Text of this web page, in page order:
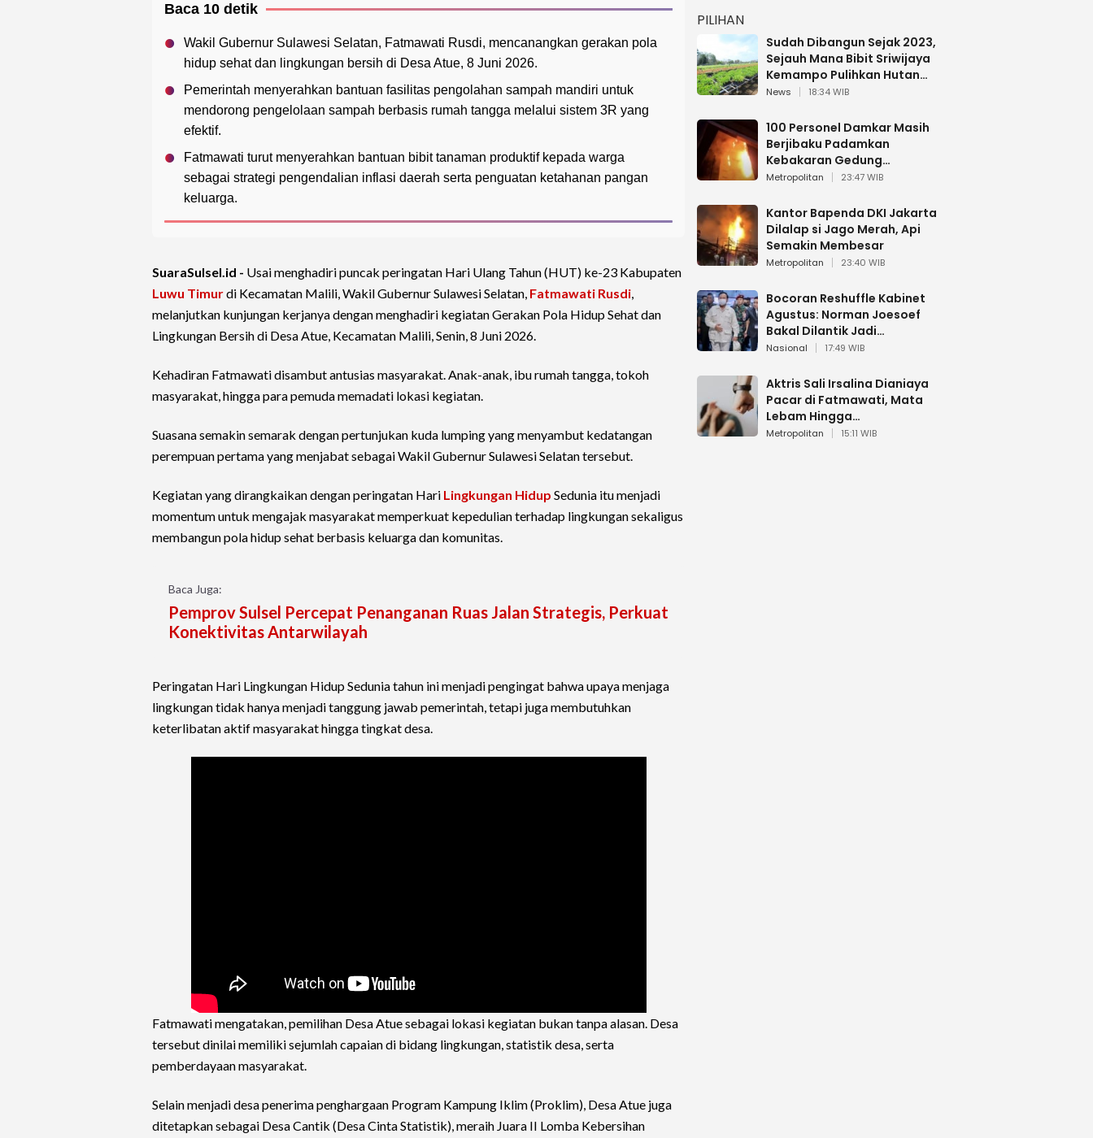
Baca 10 detik
Wakil Gubernur Sulawesi Selatan, Fatmawati Rusdi, mencanangkan gerakan pola
hidup sehat dan lingkungan bersih di Desa Atue, 8 Juni 2026.
Pemerintah menyerahkan bantuan fasilitas pengolahan sampah mandiri untuk
mendorong pengelolaan sampah berbasis rumah tangga melalui sistem 3R yang
efektif.
Fatmawati turut menyerahkan bantuan bibit tanaman produktif kepada warga
sebagai strategi pengendalian inflasi daerah serta penguatan ketahanan pangan
keluarga.
SuaraSulsel.id - Usai menghadiri puncak peringatan Hari Ulang Tahun (HUT) ke-23 Kabupaten
Luwu Timurdi Kecamatan Malili, Wakil Gubernur Sulawesi Selatan, Fatmawati Rusdi,
melanjutkan kunjungan kerjanya dengan menghadiri kegiatan Gerakan Pola Hidup Sehat dan
Lingkungan Bersih di Desa Atue, Kecamatan Malili, Senin, 8 Juni 2026.
Kehadiran Fatmawati disambut antusias masyarakat. Anak-anak, ibu rumah tangga, tokoh
masyarakat, hingga para pemuda memadati lokasi kegiatan.
Suasana semakin semarak dengan pertunjukan kuda lumping yang menyambut kedatangan
perempuan pertama yang menjabat sebagai Wakil Gubernur Sulawesi Selatan tersebut.
Kegiatan yang dirangkaikan dengan peringatan Hari Lingkungan Hidup Sedunia itu menjadi
momentum untuk mengajak masyarakat memperkuat kepedulian terhadap lingkungan sekaligus
membangun pola hidup sehat berbasis keluarga dan komunitas.
Baca Juga:
Pemprov Sulsel Percepat Penanganan Ruas Jalan Strategis, Perkuat
Konektivitas Antarwilayah
Peringatan Hari Lingkungan Hidup Sedunia tahun ini menjadi pengingat bahwa upaya menjaga
lingkungan tidak hanya menjadi tanggung jawab pemerintah, tetapi juga membutuhkan
keterlibatan aktif masyarakat hingga tingkat desa.
Fatmawati mengatakan, pemilihan Desa Atue sebagai lokasi kegiatan bukan tanpa alasan. Desa
tersebut dinilai memiliki sejumlah capaian di bidang lingkungan, statistik desa, serta
pemberdayaan masyarakat.
Selain menjadi desa penerima penghargaan Program Kampung Iklim (Proklim), Desa Atue juga
ditetapkan sebagai Desa Cantik (Desa Cinta Statistik), meraih Juara II Lomba Kebersihan
PILIHAN
Sudah Dibangun Sejak 2023,
Sejauh Mana Bibit Sriwijaya
Kemampo Pulihkan Hutan
Sumsel?
News 18:34 WIB
100 Personel Damkar Masih
Berjibaku Padamkan
Kebakaran Gedung
Bapenda DKI
Metropolitan 23:47 WIB
Kantor Bapenda DKI Jakarta
Dilalap si Jago Merah, Api
Semakin Membesar
Metropolitan 23:40 WIB
Bocoran Reshuffle Kabinet
Agustus: Norman Joesoef
Bakal Dilantik Jadi
Wamenhan RI
Nasional 17:49 WIB
Aktris Sali Irsalina Dianiaya
Pacar di Fatmawati, Mata
Lebam Hingga
Diselamatkan Polantas
Metropolitan 15:11 WIB